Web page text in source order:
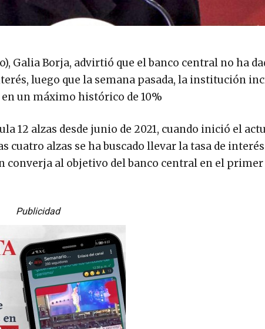
Galia Borja, advirtió que el banco central no ha
luego que la semana pasada, la institución
un máximo histórico de 10%
12 alzas desde junio de 2021, cuando inició el
cuatro alzas se ha buscado llevar la tasa de
converja al objetivo del banco central en el
Publicidad